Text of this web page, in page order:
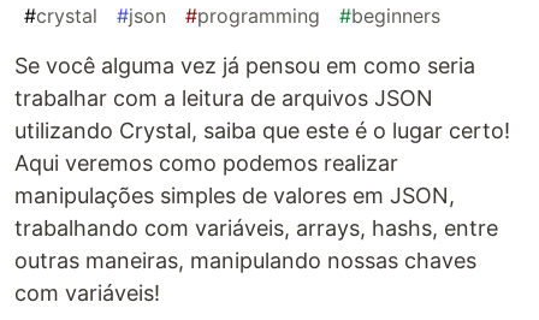
#crystal #json #programming #beginners
Se você alguma vez já pensou em como seria
trabalhar com a leitura de arquivos JSON
utilizando Crystal, saiba que este é o lugar certo!
Aqui veremos como podemos realizar
manipulações simples de valores em JSON,
trabalhando com variáveis, arrays, hashs, entre
outras maneiras, manipulando nossas chaves
com variáveis!